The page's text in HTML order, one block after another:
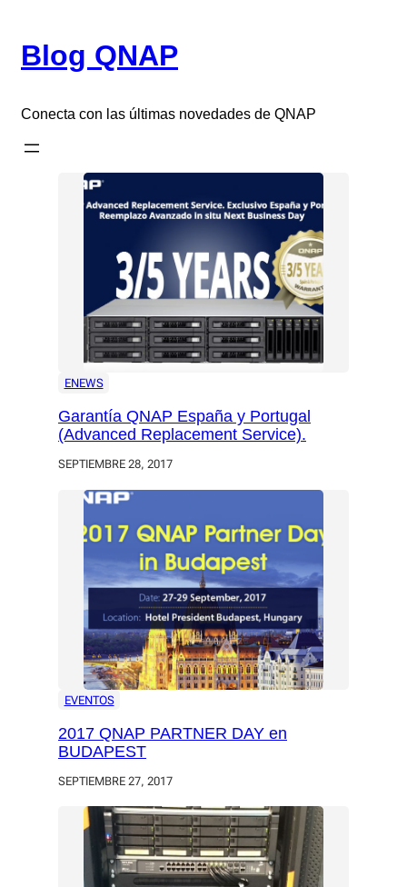
contenido
Blog QNAP
Conecta con las últimas novedades de QNAP
ENEWS
Garantía QNAP España y Portugal
(Advanced Replacement Service).
SEPTIEMBRE 28, 2017
EVENTOS
2017 QNAP PARTNER DAY en
BUDAPEST
SEPTIEMBRE 27, 2017